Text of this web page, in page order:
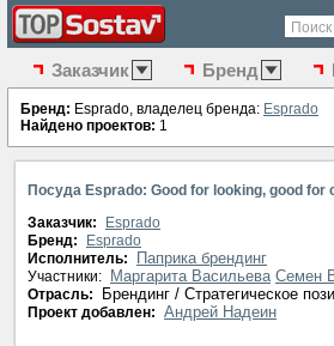
Поиск
Заказчик Бренд
Бренд: Esprado, владелец бренда: Esprado
Найдено проектов: 1
Посуда Esprado: Good for looking, good for
Заказчик:
Esprado
Бренд:
Esprado
Исполнитель:
Паприка брендинг
Участники: Маргарита Васильева Семен
Отрасль: Брендинг / Стратегическое
Проект добавлен: Андрей Надеин